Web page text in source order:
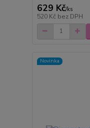
629 Kč/ks
520 Kč bez DPH
Novinka